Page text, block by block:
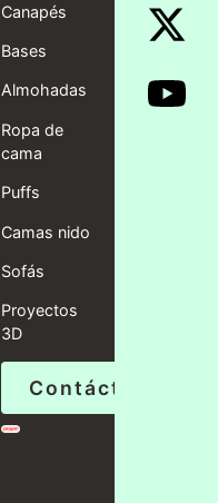
Canapés
Bases
Almohadas
Ropa de
cama
Puffs
Camas nido
Sofás
Proyectos
3D
Contáctanos